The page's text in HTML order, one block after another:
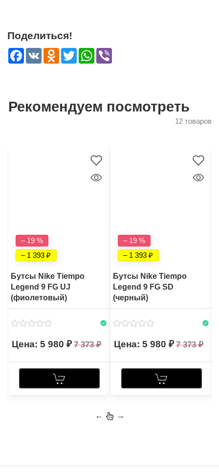
Поделиться!
Facebook
VK Odnoklassniki
TwitterWhatsApp
Рекомендуем посмотреть
12 товаров
– 19 %
– 1 393
Бутсы Nike Tiempo
Legend 9 FG UJ
(фиолетовый)
5 980 7 373
– 19 %
– 1 393
Бутсы Nike Tiempo
Legend 9 FG SD
(черный)
5 980 7 373
← →